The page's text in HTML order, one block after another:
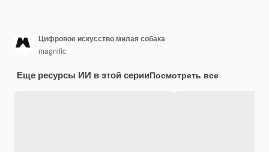
Цифровое искусство милая собака
magnific
Еще ресурсы ИИ в этой серииПосмотреть все